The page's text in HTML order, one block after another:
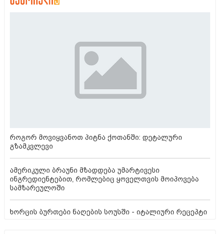
როგორ მოვიყვანოთ პიტნა ქოთანში: დეტალური
გზამკვლევი
ამერიკული ბრაუნი მზადდება უმარტივესი
ინგრედიენტებით, რომლებიც ყოველთვის მოიპოვება
სამზარეულოში
ხორცის ბურთები ნაღების სოუსში - იტალიური რეცეპტი